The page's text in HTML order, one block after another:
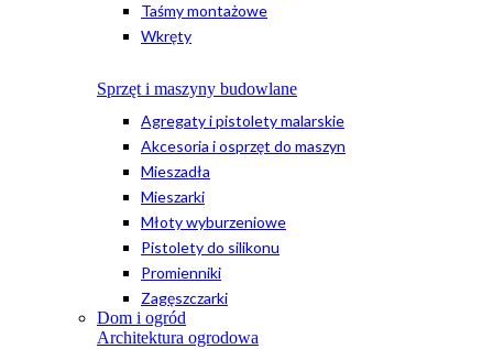
Taśmy montażowe
Wkręty
Sprzęt i maszyny budowlane
Agregaty i pistolety malarskie
Akcesoria i osprzęt do maszyn
Mieszadła
Mieszarki
Młoty wyburzeniowe
Pistolety do silikonu
Promienniki
Zagęszczarki
Dom i ogród
Architektura ogrodowa